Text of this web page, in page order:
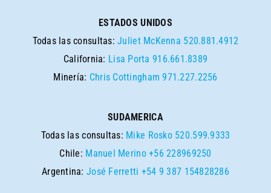
ESTADOS UNIDOS
Todas las consultas:Juliet McKenna 520.881.4912
California: Lisa Porta 916.661.8389
Minería: Chris Cottingham 971.227.2256
SUDAMERICA
Todas las consultas: Mike Rosko 520.599.9333
Chile: Manuel Merino +56 228969250
Argentina:José Ferretti +54 9 387 154828286